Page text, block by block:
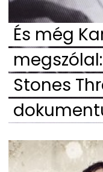
És még
Stones